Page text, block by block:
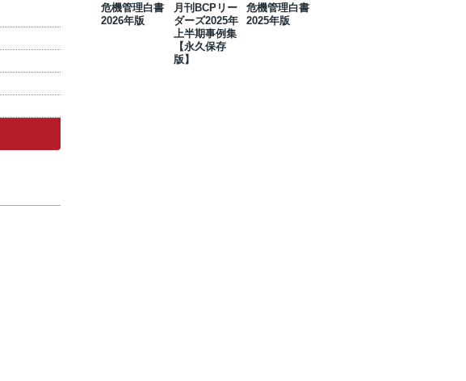
危機管理白書
2026年版
月刊BCPリー
ダーズ2025年
上半期事例集
【永久保存
版】
危機管理白書
2025年版